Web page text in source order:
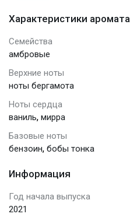
Характеристики аромата
Семейства
амбровые
Верхние ноты
ноты бергамота
Ноты сердца
ваниль, мирра
Базовые ноты
бензоин, бобы тонка
Информация
Год начала выпуска
2021